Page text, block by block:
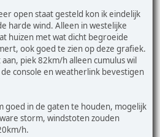
open staat gesteld kon ik eindelijk
harde wind. Alleen in westelijke
huizen met wat dicht begroeide
ook goed te zien op deze grafiek.
piek 82km/h alleen cumulus wil
console en weatherlink bevestigen
goed in de gaten te houden, mogelijk
storm, windstoten zouden
h.